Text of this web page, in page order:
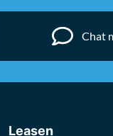
Chat
Leasen